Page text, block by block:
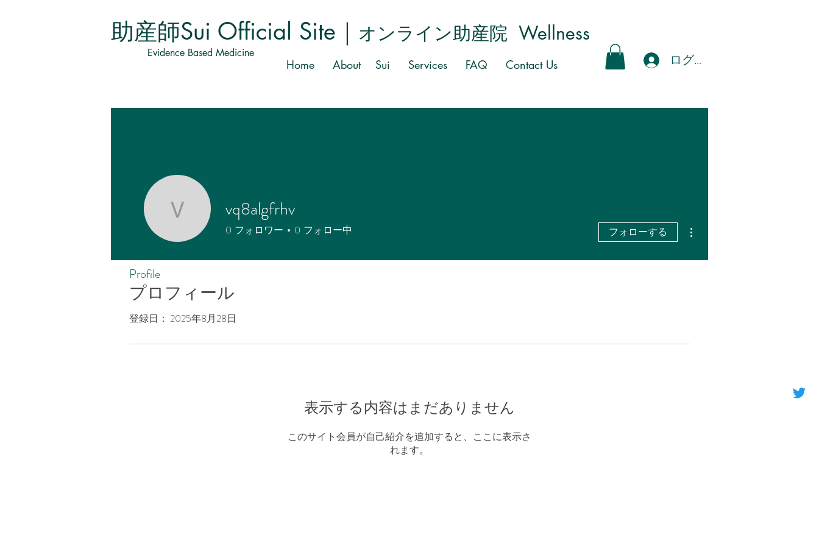
​助産師Sui Official Site｜ オ ンライン助産院 Wellness
Evidence Based Medicine
Home About Sui Services FAQ Contact Us ログイン
プロフィール
登録日： 2025年8月28日
表示する内容はまだありません
このサイト会員が自己紹介を追加すると、ここに表示さ
れます。
vq8algfrhv
vq8algfrhv
0 フォロワー 0 フォロー中 フォローする
Profile